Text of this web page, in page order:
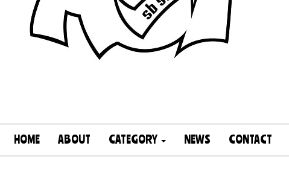
HOME ABOUT CATEGORY NEWS CONTACT